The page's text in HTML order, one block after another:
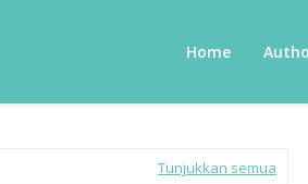
Home
Tunjukkan semua